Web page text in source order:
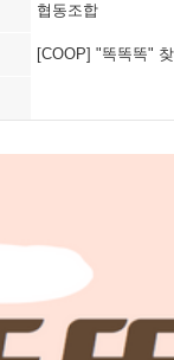
협동조합
[COOP] "똑똑똑"